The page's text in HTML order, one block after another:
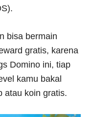
bisa bermain
gratis, karena
Domino ini, tiap
kamu bakal
atau koin gratis.